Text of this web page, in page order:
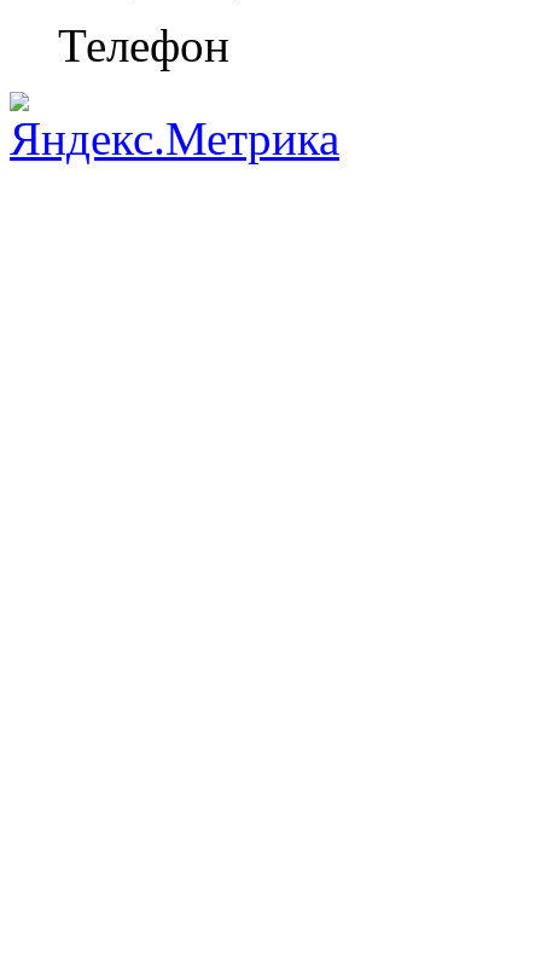
Телефон